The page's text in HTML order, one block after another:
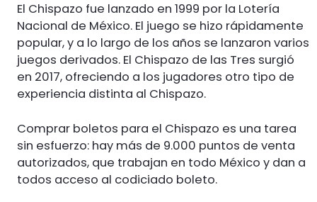
El Chispazo fue lanzado en 1999 por la Lotería
Nacional de México. El juego se hizo rápidamente
popular, y a lo largo de los años se lanzaron varios
juegos derivados. El Chispazo de las Tres surgió
en 2017, ofreciendo a los jugadores otro tipo de
experiencia distinta al Chispazo.
Comprar boletos para el Chispazo es una tarea
sin esfuerzo: hay más de 9.000 puntos de venta
autorizados, que trabajan en todo México y dan a
todos acceso al codiciado boleto.